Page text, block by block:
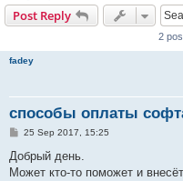
Post Reply
2
fadey
способы оплаты
P
s
25 Sep 2017, 15:25
Добрый день.
Может кто-то поможет и